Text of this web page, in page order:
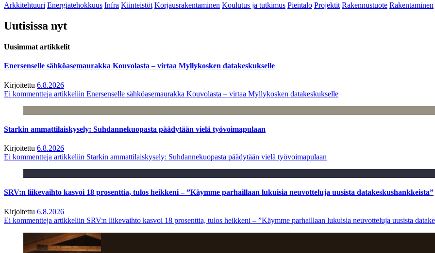
Arkkitehtuuri Energiatehokkuus Infra Kiinteistöt Korjausrakentaminen Koulutus ja tutkimus Pientalo Projektit Rakennustuote Rakentaminen
Uutisissa nyt
Uusimmat artikkelit
Enersenselle sähköasemaurakka Kouvolasta – virtaa Myllykosken datakeskukselle
Kirjoitettu 6.8.2026
Ei kommentteja artikkeliin Enersenselle sähköasemaurakka Kouvolasta – virtaa Myllykosken datakeskukselle
Starkin ammattilaiskysely: Suhdannekuopasta päädytään vielä työvoimapulaan
Kirjoitettu 6.8.2026
Ei kommentteja artikkeliin Starkin ammattilaiskysely: Suhdannekuopasta päädytään vielä työvoimapulaan
SRV:n liikevaihto kasvoi 18 prosenttia, tulos heikkeni – ”Käymme parhaillaan lukuisia neuvotteluja uusista datakeskushankkeista”
Kirjoitettu 6.8.2026
Ei kommentteja artikkeliin SRV:n liikevaihto kasvoi 18 prosenttia, tulos heikkeni – ”Käymme parhaillaan lukuisia neuvotteluja uusista